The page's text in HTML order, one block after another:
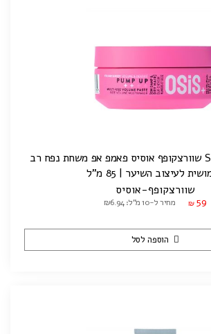
SCHWARZKOPF שוורצקופף אוסיס פאמפ אפ משחת נפח רב
לעיצוב השיער | 85 מ"ל
שוורצקופף-אוסיס
₪ 59 מחיר ל-10 מ"ל: ₪6.94
הוספה לסל